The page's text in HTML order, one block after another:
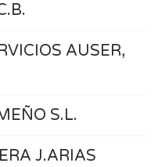
AUSER,
S.L.
J.ARIAS